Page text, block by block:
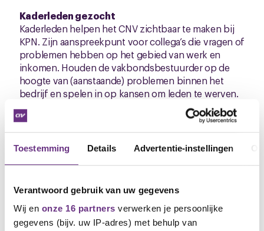
Toestemming Details Advertentie-instellingen
Verantwoord gebruik van uw gegevens
Wij en onze 16 partners verwerken je persoonlijke
gegevens (bijv. uw IP-adres) met behulp van
Kaderleden gezocht
Kaderleden helpen het CNV zichtbaar te maken bij
KPN. Zijn aanspreekpunt voor collega’s die vragen of
problemen hebben op het gebied van werk en
inkomen. Houden de vakbondsbestuurder op de
hoogte van (aanstaande) problemen binnen het
bedrijf en spelen in op kansen om leden te werven.
Als kaderlid maak je met je manager afspraken over
je inzet als vakbondskaderlid. In de cao is
opgenomen dat hiervoor in goed overleg faciliteiten
bijeenkomsten af in een KPN locatie met Teams
vergaderingen die hooguit 2 uur duren.
Het is leuk werk en je als eerste op de hoogte van